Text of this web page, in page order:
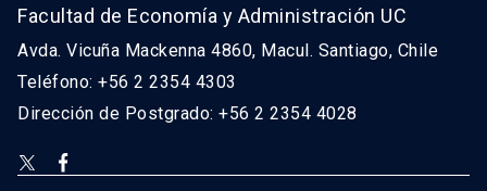
Facultad de Economía y Administración UC
Avda. Vicuña Mackenna 4860, Macul. Santiago, Chile
Teléfono: +56 2 2354 4303
Dirección de Postgrado: +56 2 2354 4028